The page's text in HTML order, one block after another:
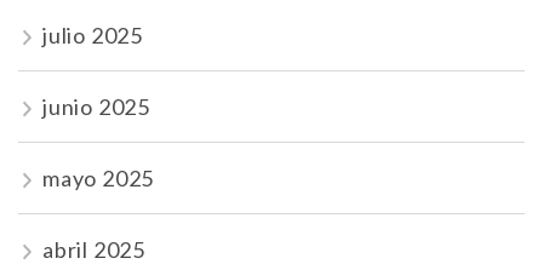
julio 2025
junio 2025
mayo 2025
abril 2025